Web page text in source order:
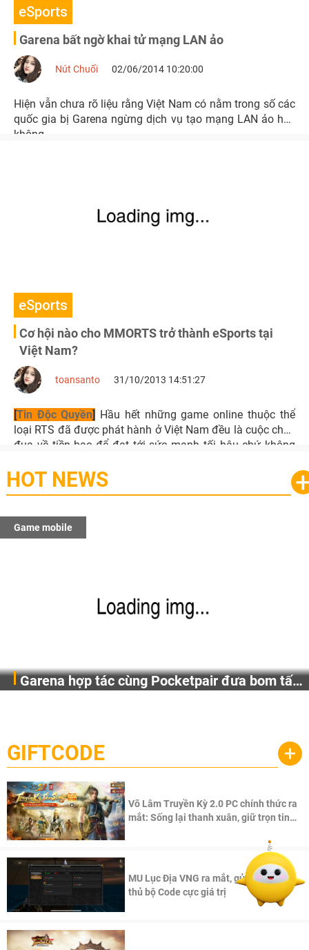
eSports
Garena bất ngờ khai tử mạng LAN ảo
Nút Chuối 02/06/2014 10:20:00
Hiện vẫn chưa rõ liệu rằng Việt Nam có nằm trong số các
quốc gia bị Garena ngừng dịch vụ tạo mạng LAN ảo hay
không.
eSports
Cơ hội nào cho MMORTS trở thành eSports tại
Việt Nam?
toansanto 31/10/2013 14:51:27
[Tin Độc Quyền] Hầu hết những game online thuộc thể
loại RTS đã được phát hành ở Việt Nam đều là cuộc chạy
đua về tiền bạc để đạt tới sức mạnh tối hậu chứ không
HOT NEWS
Game mobile
Garena hợp tác cùng Pocketpair đưa bom tấn
cầu, theo giấy phép chính thức từ công ty game Nhật Bản
Pocketpair, Inc.
GIFTCODE +
Võ Lâm Truyền Kỳ 2.0 PC chính thức ra
mắt: Sống lại thanh xuân, giữ trọn tinh
MU Lục Địa VNG ra mắt, gửi tặng game
thủ bộ Code cực giá trị